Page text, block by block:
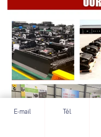
E-mail Tél.